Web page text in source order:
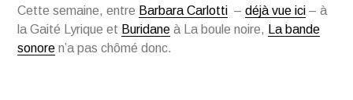
Cette semaine, entre Barbara Carlotti –déjà vue ici – à
la Gaité Lyrique et Buridane à La boule noire, La bande
sonore n’a pas chômé donc.